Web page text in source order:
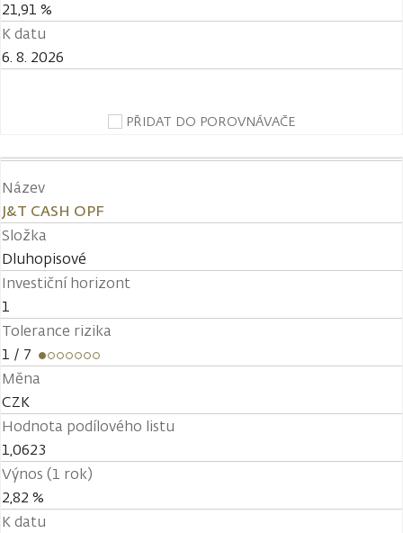
21,91 %
K datu
6. 8. 2026
PŘIDAT DO POROVNÁVAČE
Název
J&T CASH OPF
Složka
Dluhopisové
Investiční horizont
1
Tolerance rizika
1 / 7
Měna
CZK
Hodnota podílového listu
1,0623
Výnos (1 rok)
2,82 %
K datu